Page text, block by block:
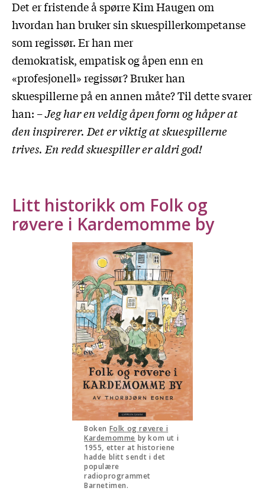
Det er fristende å spørre Kim Haugen om
hvordan han bruker sin skuespillerkompetanse
som regissør. Er han mer
demokratisk, empatisk og åpen enn en
«profesjonell» regissør? Bruker han
skuespillerne på en annen måte? Til dette svarer
han: – Jeg har en veldig åpen form og håper at
den inspirerer. Det er viktig at skuespillerne
trives. En redd skuespiller er aldri god!
Litt historikk om Folk og
røvere i Kardemomme by
Boken Folk og røvere i
Kardemomme by kom ut i
1955, etter at historiene
hadde blitt sendt i det
populære
radioprogrammet
Barnetimen.